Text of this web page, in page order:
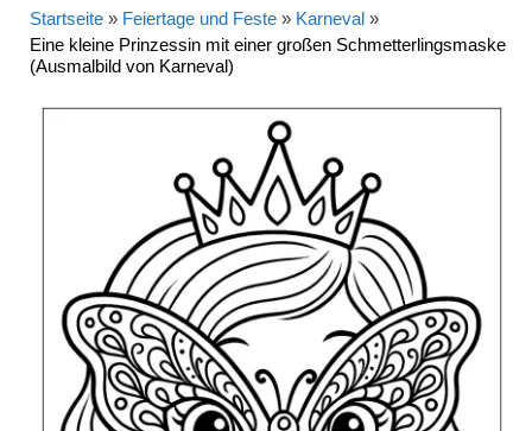
Startseite » Feiertage und Feste » Karneval »
Eine kleine Prinzessin mit einer großen Schmetterlingsmaske
(Ausmalbild von Karneval)